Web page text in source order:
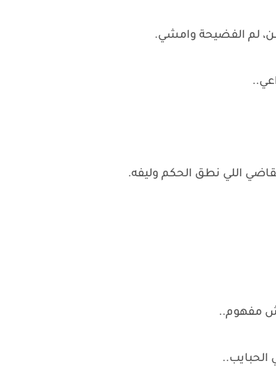
لم الفضيحة وامشي.
اللي نطق الحكم وليفه.
مفهوم..